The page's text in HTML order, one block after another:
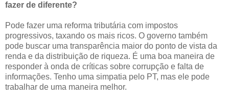
fazer de diferente?
Pode fazer uma reforma tributária com impostos
progressivos, taxando os mais ricos. O governo também
pode buscar uma transparência maior do ponto de vista da
renda e da distribuição de riqueza. É uma boa maneira de
responder à onda de críticas sobre corrupção e falta de
informações. Tenho uma simpatia pelo PT, mas ele pode
trabalhar de uma maneira melhor.